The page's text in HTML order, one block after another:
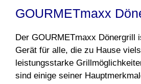
GOURMETmaxx
Der GOURMETmaxx Dönergrill
Gerät für alle, die zu Hause
leistungsstarke
sind einige seiner